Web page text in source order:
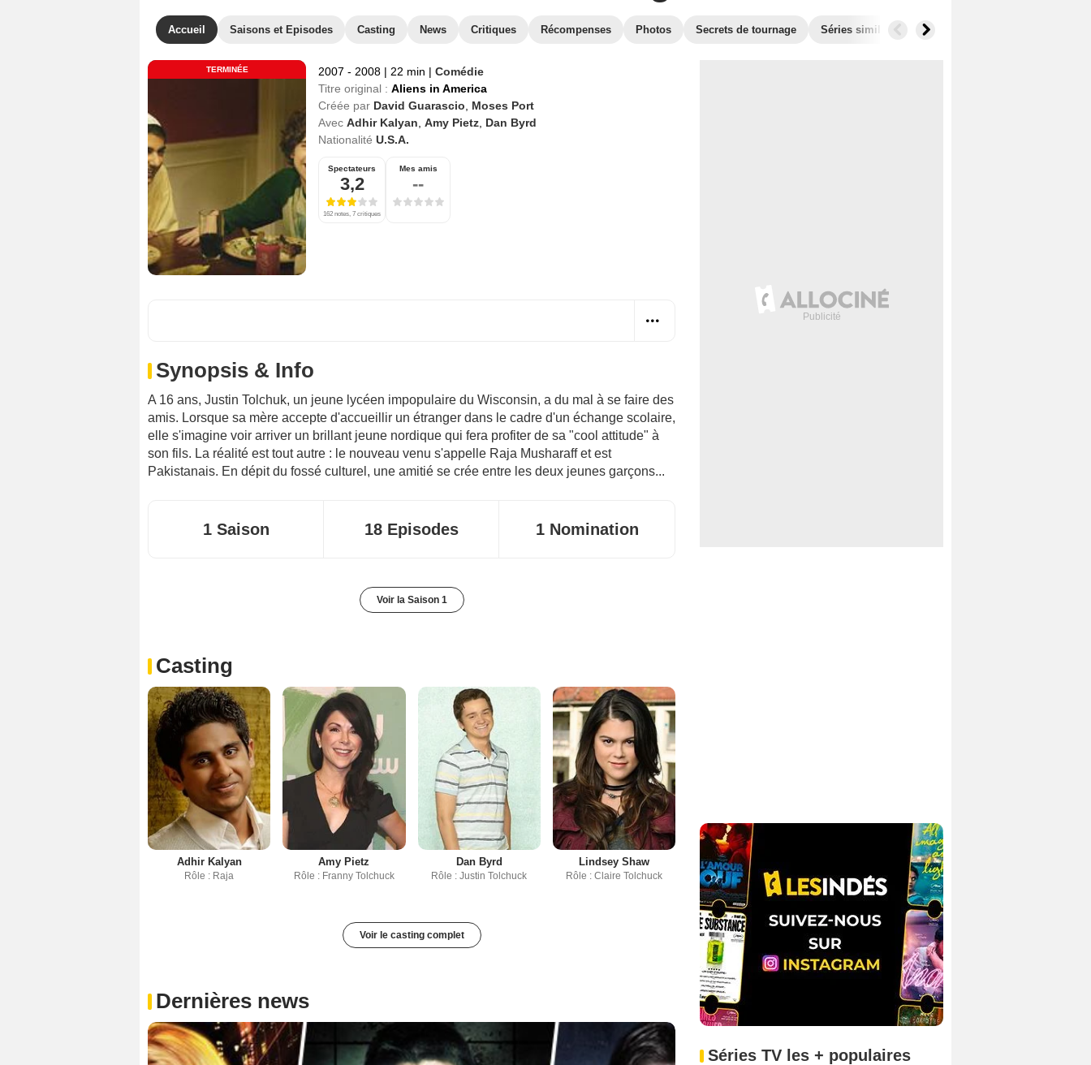
Accueil Saisons et Episodes Casting News Critiques Récompenses Photos Secrets de tournage Séries similaires Audiences
TERMINÉE 2007 - 2008 | 22 min | Comédie
Titre original : Aliens in America
Créée par David Guarascio
Moses Port
Avec Adhir Kalyan Amy Pietz Dan Byrd
Nationalité U.S.A.
Spectateurs
3,2
162 notes, 7 critiques
Mes amis
--
Synopsis & Info
A 16 ans, Justin Tolchuk, un jeune lycéen impopulaire du Wisconsin, a du mal à se faire des
amis. Lorsque sa mère accepte d'accueillir un étranger dans le cadre d'un échange scolaire,
elle s'imagine voir arriver un brillant jeune nordique qui fera profiter de sa "cool attitude" à
son fils. La réalité est tout autre : le nouveau venu s'appelle Raja Musharaff et est
Pakistanais. En dépit du fossé culturel, une amitié se crée entre les deux jeunes garçons...
1 Saison 18 Episodes 1 Nomination
Voir la Saison 1
Casting
Adhir Kalyan
Rôle : Raja
Amy Pietz
Rôle : Franny Tolchuck
Dan Byrd
Rôle : Justin Tolchuck
Lindsey Shaw
Rôle : Claire Tolchuck
Voir le casting complet
Dernières news
Séries TV les + populaires